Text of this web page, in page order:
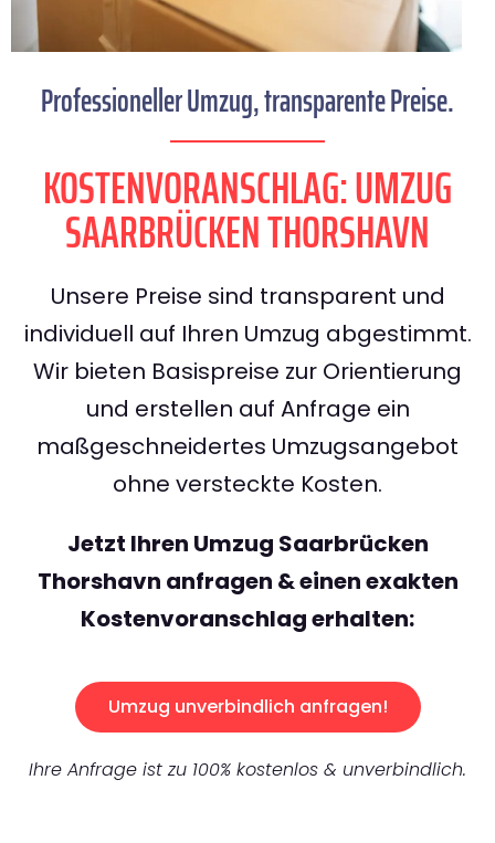
Professioneller Umzug, transparente Preise.
KOSTENVORANSCHLAG: UMZUG
SAARBRÜCKEN THORSHAVN
Unsere Preise sind transparent und
individuell auf Ihren Umzug abgestimmt.
Wir bieten Basispreise zur Orientierung
und erstellen auf Anfrage ein
maßgeschneidertes Umzugsangebot
ohne versteckte Kosten.
Jetzt Ihren Umzug Saarbrücken
Thorshavn anfragen & einen exakten
Kostenvoranschlag erhalten:
Umzug unverbindlich anfragen!
Ihre Anfrage ist zu 100% kostenlos & unverbindlich.